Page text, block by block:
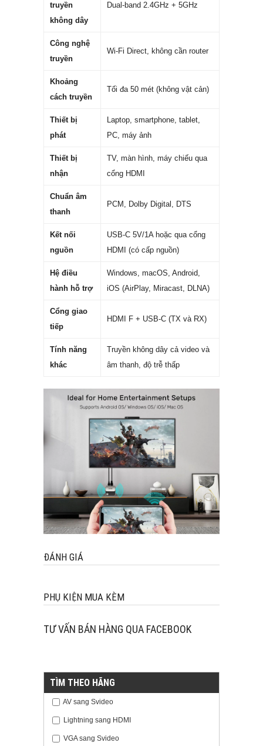
truyền
không dây
Dual-band 2.4GHz + 5GHz
Công nghệ
truyền
Wi-Fi Direct, không cần router
Khoảng
cách truyền
Tối đa 50 mét (không vật cản)
Thiết bị
phát
Laptop, smartphone, tablet,
PC, máy ảnh
Thiết bị
nhận
TV, màn hình, máy chiếu qua
cổng HDMI
Chuẩn âm
thanh
PCM, Dolby Digital, DTS
Kết nối
nguồn
USB-C 5V/1A hoặc qua cổng
HDMI (có cấp nguồn)
Hệ điều
hành hỗ trợ
Windows, macOS, Android,
iOS (AirPlay, Miracast, DLNA)
Cổng giao
tiếp
HDMI F + USB-C (TX và RX)
Tính năng
khác
Truyền không dây cả video và
âm thanh, độ trễ thấp
ĐÁNH GIÁ
PHỤ KIỆN MUA KÈM
TƯ VẤN BÁN HÀNG QUA FACEBOOK
TÌM THEO HÃNG
AV sang Svideo
Lightning sang HDMI
VGA sang Svideo